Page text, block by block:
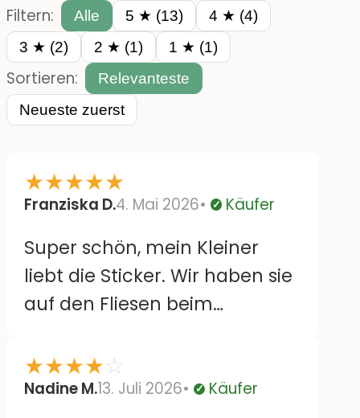
Filtern: Alle 5 ★ (13)
4 ★ (4)
3 ★ (2)
2 ★ (1) 1 ★ (1)
Sortieren:
Relevanteste
Neueste zuerst
★★★★★
Franziska D.4. Mai 2026 Verifiziert
Käufer
Super schön, mein Kleiner
liebt die Sticker. Wir haben sie
auf den Fliesen beim
leicht wieder runterziehen
und versetzen ohne
★★★★☆
Nadine M.13. Juli 2026 Verifiziert
Käufer